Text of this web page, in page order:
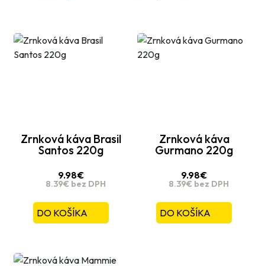
Zrnková káva Brasil
Santos 220g
9.98€
8.39€ bez DPH
DO KOŠÍKA
Zrnková káva
Gurmano 220g
9.98€
8.39€ bez DPH
DO KOŠÍKA